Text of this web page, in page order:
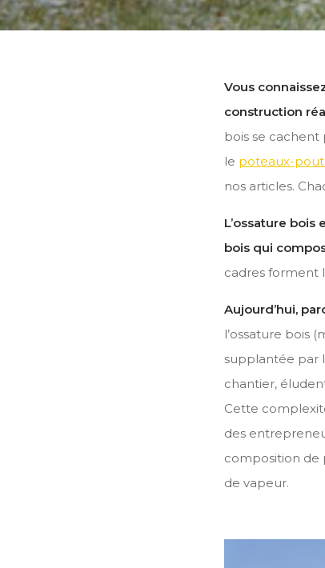
Vous
construction
bois se cachent
le poteaux-
nos articles.
L’ossature
bois qui
cadres forment
Aujourd’hui,
l’ossature bois
supplantée par
chantier,
Cette
des
composition de
de vapeur.